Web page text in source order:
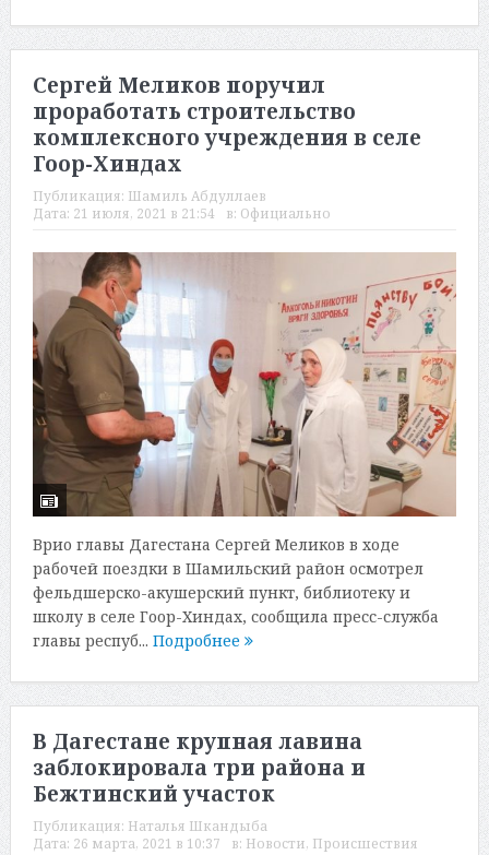
Сергей Меликов поручил
проработать строительство
комплексного учреждения в селе
Гоор-Хиндах
Публикация: Шамиль Абдуллаев
Дата: 21 июля, 2021 в 21:54 в: Официально
Врио главы Дагестана Сергей Меликов в ходе
рабочей поездки в Шамильский район осмотрел
фельдшерско-акушерский пункт, библиотеку и
школу в селе Гоор-Хиндах, сообщила пресс-служба
главы респуб... Подробнее
В Дагестане крупная лавина
заблокировала три района и
Бежтинский участок
Публикация: Наталья Шкандыба
Дата: 26 марта, 2021 в 10:37 в: Новости, Происшествия